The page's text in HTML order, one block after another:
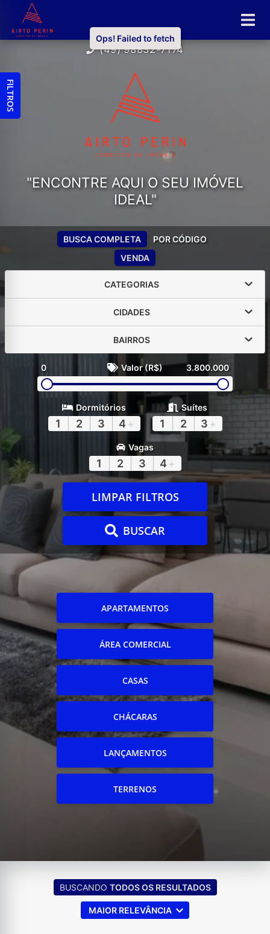
(49) 98832-7174
"ENCONTRE AQUI O SEU IMÓVEL
IDEAL"
VENDA
BUSCA COMPLETA POR CÓDIGO
CATEGORIAS
CIDADES
BAIRROS
0 Valor (R$) 3.800.000
Dormitórios
1 2 3 4 +
Suítes
1 2 3 +
Vagas
1 2 3 4 +
LIMPAR FILTROS
BUSCAR
APARTAMENTOS
ÁREA COMERCIAL
CASAS
CHÁCARAS
LANÇAMENTOS
TERRENOS
FILTROS
BUSCANDO TODOS OS RESULTADOS
MAIOR RELEVÂNCIA
Ops! Failed to fetch